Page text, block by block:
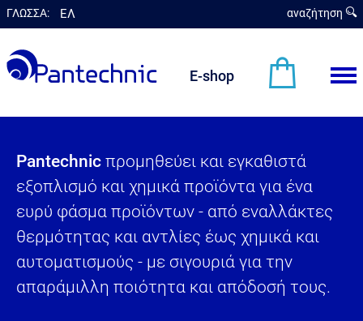
ΓΛΩΣΣΑ: ΕΛ αναζήτηση
E-shop
Pantechnic προμηθεύει και εγκαθιστά
εξοπλισμό και χημικά προϊόντα για ένα
ευρύ φάσμα προϊόντων - από εναλλάκτες
θερμότητας και αντλίες έως χημικά και
αυτοματισμούς - με σιγουριά για την
απαράμιλλη ποιότητα και απόδοσή τους.